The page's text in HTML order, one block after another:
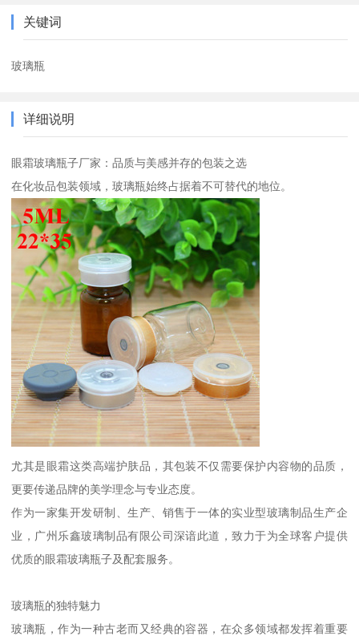
关键词
玻璃瓶
详细说明
眼霜玻璃瓶子厂家：品质与美感并存的包装之选
在化妆品包装领域，玻璃瓶始终占据着不可替代的地位。
尤其是眼霜这类高端护肤品，其包装不仅需要保护内容物的品质，
更要传递品牌的美学理念与专业态度。
作为一家集开发研制、生产、销售于一体的实业型玻璃制品生产企
业，广州乐鑫玻璃制品有限公司深谙此道，致力于为全球客户提供
优质的眼霜玻璃瓶子及配套服务。
玻璃瓶的独特魅力
玻璃瓶，作为一种古老而又经典的容器，在众多领域都发挥着重要